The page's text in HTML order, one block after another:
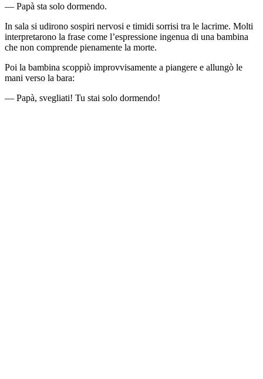
— Papà sta solo dormendo.
In sala si udirono sospiri nervosi e timidi sorrisi tra le lacrime. Molti
interpretarono la frase come l’espressione ingenua di una bambina
che non comprende pienamente la morte.
Poi la bambina scoppiò improvvisamente a piangere e allungò le
mani verso la bara:
— Papà, svegliati! Tu stai solo dormendo!